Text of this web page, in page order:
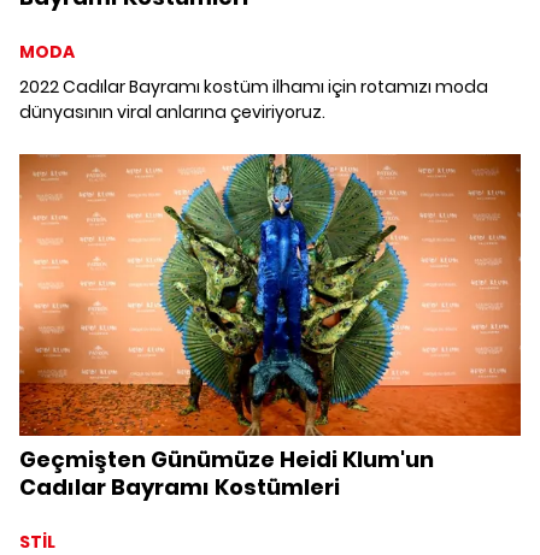
MODA
2022 Cadılar Bayramı kostüm ilhamı için rotamızı moda
dünyasının viral anlarına çeviriyoruz.
Geçmişten Günümüze Heidi Klum'un
Cadılar Bayramı Kostümleri
STİL